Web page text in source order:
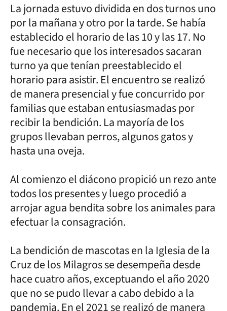
La jornada estuvo dividida en dos turnos uno
por la mañana y otro por la tarde. Se había
establecido el horario de las 10 y las 17. No
fue necesario que los interesados sacaran
turno ya que tenían preestablecido el
horario para asistir. El encuentro se realizó
de manera presencial y fue concurrido por
familias que estaban entusiasmadas por
recibir la bendición. La mayoría de los
grupos llevaban perros, algunos gatos y
hasta una oveja.
Al comienzo el diácono propició un rezo ante
todos los presentes y luego procedió a
arrojar agua bendita sobre los animales para
efectuar la consagración.
La bendición de mascotas en la Iglesia de la
Cruz de los Milagros se desempeña desde
hace cuatro años, exceptuando el año 2020
que no se pudo llevar a cabo debido a la
pandemia. En el 2021 se realizó de manera